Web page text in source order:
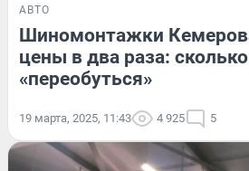
АВТО
Шиномонтажки
цены в два раза:
«переобуться»
19 марта, 2025, 11:43 4 925 5